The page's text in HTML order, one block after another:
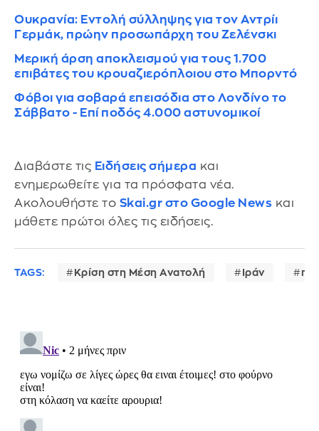
Ουκρανία: Εντολή σύλληψης για τον Αντρίι
Γερμάκ, πρώην προσωπάρχη του Ζελένσκι
Μερική άρση αποκλεισμού για τους 1.700
επιβάτες του κρουαζιερόπλοιου στο Μπορντό
Φόβοι για σοβαρά επεισόδια στο Λονδίνο το
Σάββατο - Επί ποδός 4.000 αστυνομικοί
Διαβάστε τις Ειδήσεις σήμερα και
ενημερωθείτε για τα πρόσφατα νέα.
Ακολουθήστε το Skai.gr στο Google News και
μάθετε πρώτοι όλες τις ειδήσεις.
TAGS: Κρίση στη Μέση Ανατολή Ιράν